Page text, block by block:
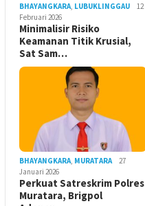
BHAYANGKARA LUBUKLINGGAU
12
Februari 2026
Minimalisir Risiko
Keamanan Titik Krusial,
Sat Sam…
BHAYANGKARA MURATARA
27
Januari 2026
Perkuat Satreskrim Polres
Muratara, Brigpol